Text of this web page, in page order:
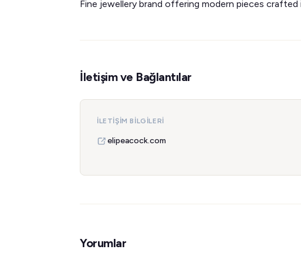
Fine jewellery brand offering modern pieces crafted
İletişim ve Bağlantılar
İLETIŞIM BILGILERI
elipeacock.com
Yorumlar